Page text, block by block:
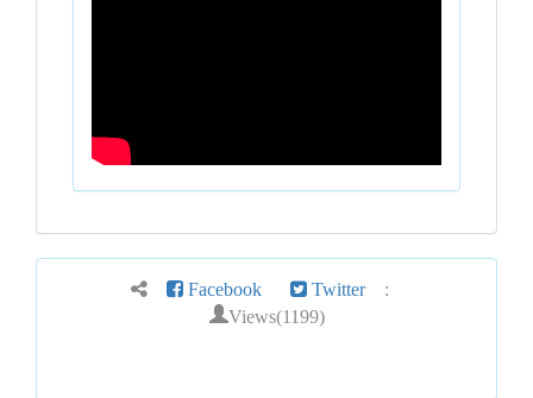
Facebook Twitter :
Views(1199)